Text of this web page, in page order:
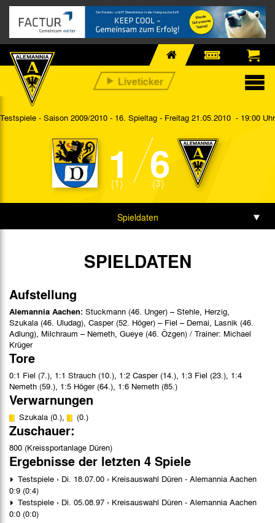
Testspiele - Saison 2009/2010 - 16. Spieltag - Freitag 21.05.2010 - 19:00 Uhr
1
(1) 6
(3)
Spieldaten
SPIELDATEN
Aufstellung
Alemannia Aachen: Stuckmann (46. Unger) – Stehle, Herzig,
Szukala (46. Uludag), Casper (52. Höger) – Fiel – Demai, Lasnik (46.
Adlung), Milchraum – Nemeth, Gueye (46. Özgen) / Trainer: Michael
Krüger
Tore
0:1 Fiel (7.), 1:1 Strauch (10.), 1:2 Casper (14.), 1:3 Fiel (23.), 1:4
Nemeth (59.), 1:5 Höger (64.), 1:6 Nemeth (85.)
Verwarnungen
Szukala (0.), (0.)
Zuschauer:
800 (Kreissportanlage Düren)
Ergebnisse der letzten 4 Spiele
Testspiele › Di. 18.07.00 › Kreisauswahl Düren - Alemannia Aachen
0:9 (0:4)
Testspiele › Di. 05.08.97 › Kreisauswahl Düren - Alemannia Aachen
0:0 (0:0)